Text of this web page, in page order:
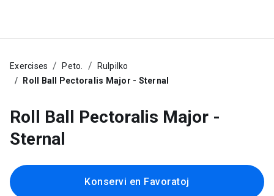
Exercises Peto.
Rulpilko
Roll Ball Pectoralis Major - Sternal
Roll Ball Pectoralis Major -
Sternal
Konservi en Favoratoj